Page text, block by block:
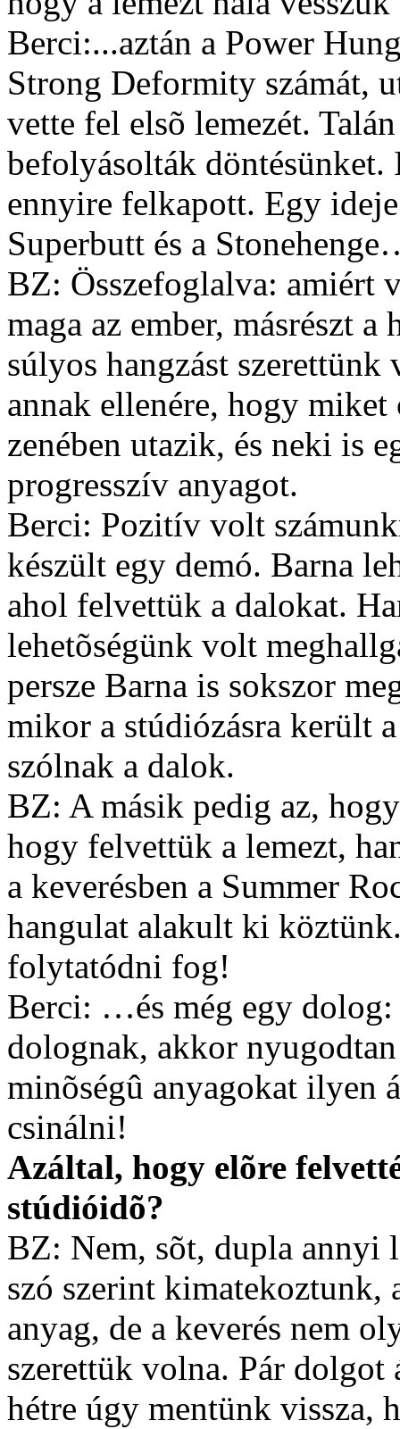
Berci:...aztán a Power
Strong Deformity számát,
vette fel elsõ lemezét.
befolyásolták
ennyire felkapott. Egy
Superbutt és a
BZ: Összefoglalva: amiért
maga az ember, másrészt
súlyos hangzást
annak ellenére, hogy
zenében utazik, és neki is
progresszív anyagot.
Berci: Pozitív volt
készült egy demó. Barna
ahol felvettük a dalokat.
lehetõségünk volt
persze Barna is sokszor
mikor a stúdiózásra került
szólnak a dalok.
BZ: A másik pedig az,
hogy felvettük a lemezt,
a keverésben a Summer
hangulat alakult ki
folytatódni fog!
Berci: …és még egy dolog:
dolognak, akkor
minõségû anyagokat ilyen
csinálni!
Azáltal, hogy elõre
stúdióidõ?
BZ: Nem, sõt, dupla annyi
szó szerint kimatekoztunk,
anyag, de a keverés nem
szerettük volna. Pár
hétre úgy mentünk vissza,